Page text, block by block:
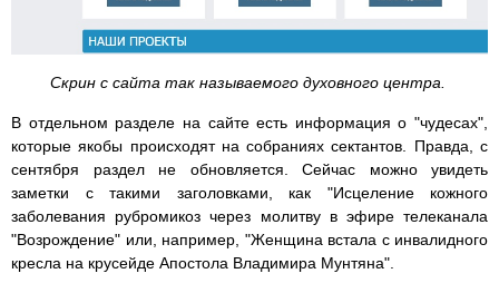
Скрин с сайта так называемого духовного центра.
В отдельном разделе на сайте есть информация о "чудесах",
которые якобы происходят на собраниях сектантов. Правда, с
сентября раздел не обновляется. Сейчас можно увидеть
заметки с такими заголовками, как "Исцеление кожного
заболевания рубромикоз через молитву в эфире телеканала
"Возрождение" или, например, "Женщина встала с инвалидного
кресла на крусейде Апостола Владимира Мунтяна".